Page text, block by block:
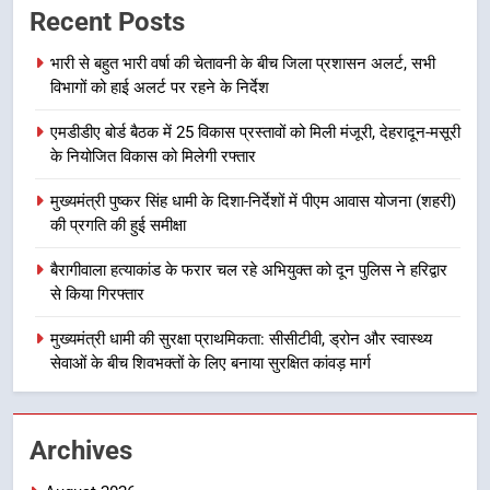
उत्तराखंड समाचार
महाराज की राजस्थान के मुख्यमंत्री से
शिष्टाचार भेंट पर्यटन और सांस्कृतिक
गतिविधियों के विस्तार पर हुई चर्चा
उत्तराखंड समाचार
भारी से बहुत भारी वर्षा की चेतावनी के बीच
अलर्ट पर रहने के निर्देश
उत्तराखंड समाचार
Recent Posts
भारी से बहुत भारी वर्षा की चेतावनी के बीच जिला प्रशासन अलर्ट, सभी
विभागों को हाई अलर्ट पर रहने के निर्देश
एमडीडीए बोर्ड बैठक में 25 विकास प्रस्तावों को मिली मंजूरी, देहरादून-मसूरी
के नियोजित विकास को मिलेगी रफ्तार
मुख्यमंत्री पुष्कर सिंह धामी के दिशा-निर्देशों में पीएम आवास योजना (शहरी)
की प्रगति की हुई समीक्षा
बैरागीवाला हत्याकांड के फरार चल रहे अभियुक्त को दून पुलिस ने हरिद्वार
से किया गिरफ्तार
मुख्यमंत्री धामी की सुरक्षा प्राथमिकता: सीसीटीवी, ड्रोन और स्वास्थ्य
सेवाओं के बीच शिवभक्तों के लिए बनाया सुरक्षित कांवड़ मार्ग
Archives